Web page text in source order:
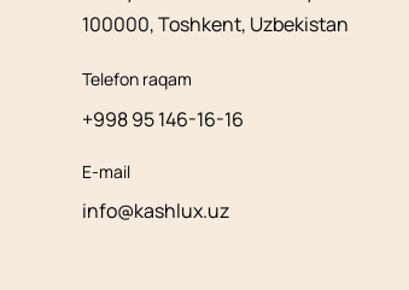
100000, Toshkent, Uzbekistan
Telefon raqam
+998 95 146-16-16
E-mail
info@kashlux.uz